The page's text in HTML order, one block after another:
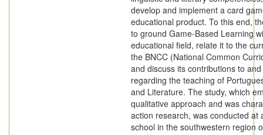
develop and implement a card
educational product. To this end,
to ground Game-Based Learning
educational field, relate it to the
the BNCC (National Common
and discuss its contributions to
regarding the teaching of
and Literature. The study, which
qualitative approach and was
action research, was conducted at
school in the southwestern region